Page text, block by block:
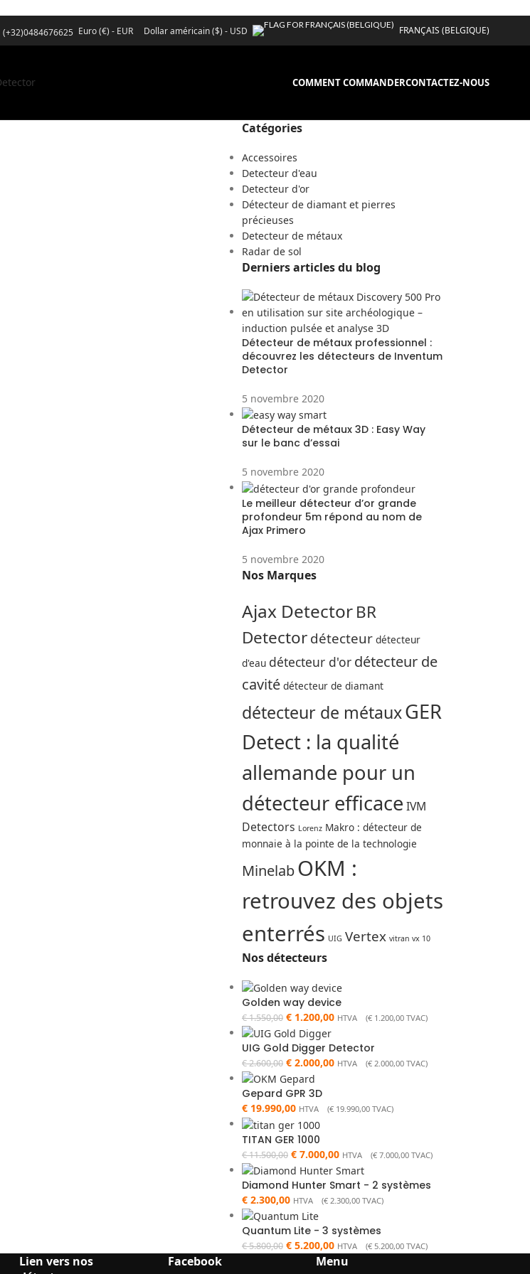
(+32)0484676625 Euro (€) - EUR Dollar américain ($) - USD FRANÇAIS (BELGIQUE)
COMMENT COMMANDERCONTACTEZ-NOUS
Catégories
Accessoires
Detecteur d'eau
Detecteur d'or
Détecteur de diamant et pierres
précieuses
Detecteur de métaux
Radar de sol
Derniers articles du blog
Détecteur de métaux professionnel :
découvrez les détecteurs de Inventum
Detector
5 novembre 2020
Détecteur de métaux 3D : Easy Way
sur le banc d’essai
5 novembre 2020
Le meilleur détecteur d’or grande
profondeur 5m répond au nom de
Ajax Primero
5 novembre 2020
Nos Marques
Ajax DetectorBR
Detectordétecteur détecteur
d'eau détecteur d'or détecteur de
cavité détecteur de diamant
détecteur de métauxGER
Detect : la qualité
allemande pour un
détecteur efficace IVM
Detectors Lorenz Makro : détecteur de
monnaie à la pointe de la technologie
MinelabOKM :
retrouvez des objets
enterrés UIG Vertex vitran vx 10
Nos détecteurs
Golden way device
€1.550,00 €1.200,00 HTVA (€1.200,00TVAC)
UIG Gold Digger Detector
€2.600,00 €2.000,00 HTVA (€2.000,00TVAC)
Gepard GPR 3D
€19.990,00 HTVA (€19.990,00TVAC)
TITAN GER 1000
€11.500,00 €7.000,00 HTVA (€7.000,00TVAC)
Diamond Hunter Smart - 2 systèmes
€2.300,00 HTVA (€2.300,00TVAC)
Quantum Lite - 3 systèmes
€5.800,00 €5.200,00 HTVA (€5.200,00TVAC)
Lien vers nos
Facebook Menu